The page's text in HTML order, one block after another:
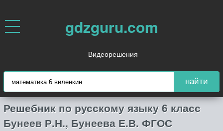
gdzguru.com
Видеорешения
найти
Решебник по русскому языку 6 класс
Бунеев Р.Н., Бунеева Е.В. ФГОС